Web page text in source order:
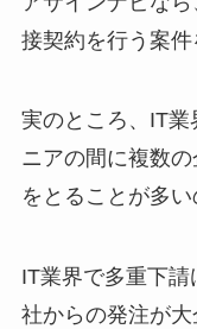
接契約を行う案件
実のところ、IT
ニアの間に複数の
をとることが多い
IT業界で多重下
社からの発注が